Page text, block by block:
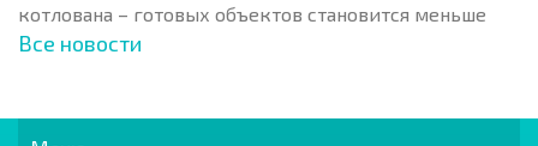
котлована – готовых объектов становится меньше
Все новости